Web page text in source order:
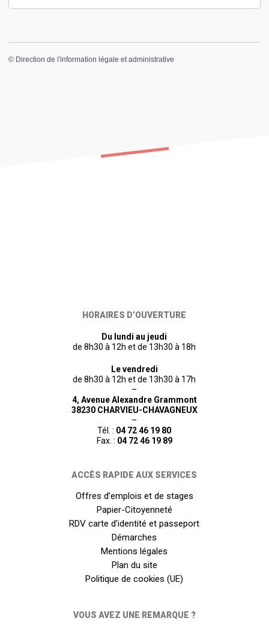
© Direction de l'information légale et administrative
HORAIRES D’OUVERTURE
Du lundi au jeudi
de 8h30 à 12h et de 13h30 à 18h
Le vendredi
de 8h30 à 12h et de 13h30 à 17h
–
4, Avenue Alexandre Grammont
38230 CHARVIEU-CHAVAGNEUX
–
Tél. : 04 72 46 19 80
Fax. : 04 72 46 19 89
ACCÈS RAPIDE AUX SERVICES
Offres d’emplois et de stages
Papier-Citoyenneté
RDV carte d’identité et passeport
Démarches
Mentions légales
Plan du site
Politique de cookies (UE)
VOUS AVEZ UNE REMARQUE ?